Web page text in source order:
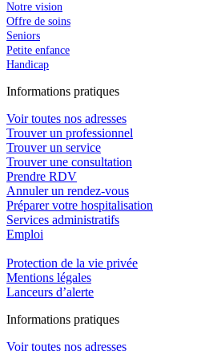
Notre vision
Offre de soins
Seniors
Petite enfance
Handicap
Informations pratiques
Voir toutes nos adresses
Trouver un professionnel
Trouver un service
Trouver une consultation
Prendre RDV
Annuler un rendez-vous
Préparer votre hospitalisation
Services administratifs
Emploi​
Protection de la vie privée
Mentions légales
Lanceurs d’alerte
Informations pratiques
Voir toutes nos adresses